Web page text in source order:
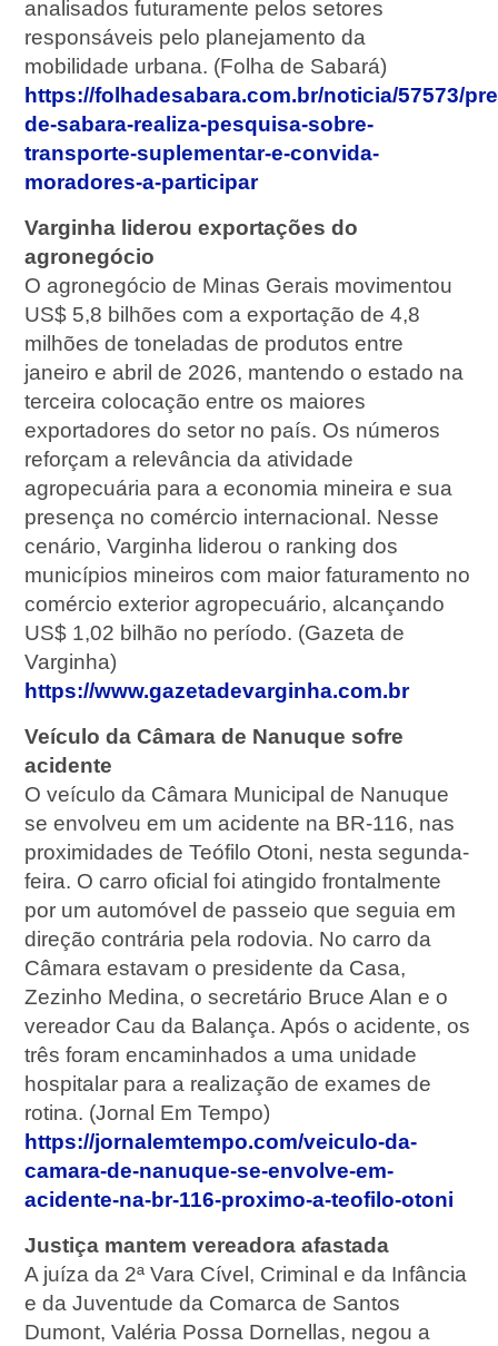
analisados futuramente pelos setores
responsáveis pelo planejamento da
mobilidade urbana. (Folha de Sabará)
https://folhadesabara.com.br/noticia/57573/
de-sabara-realiza-pesquisa-sobre-
transporte-suplementar-e-convida-
moradores-a-participar
Varginha liderou exportações do
agronegócio
O agronegócio de Minas Gerais movimentou
US$ 5,8 bilhões com a exportação de 4,8
milhões de toneladas de produtos entre
janeiro e abril de 2026, mantendo o estado na
terceira colocação entre os maiores
exportadores do setor no país. Os números
reforçam a relevância da atividade
agropecuária para a economia mineira e sua
presença no comércio internacional. Nesse
cenário, Varginha liderou o ranking dos
municípios mineiros com maior faturamento no
comércio exterior agropecuário, alcançando
US$ 1,02 bilhão no período. (Gazeta de
Varginha)
https://www.gazetadevarginha.com.br
Veículo da Câmara de Nanuque sofre
acidente
O veículo da Câmara Municipal de Nanuque
se envolveu em um acidente na BR-116, nas
proximidades de Teófilo Otoni, nesta segunda-
feira. O carro oficial foi atingido frontalmente
por um automóvel de passeio que seguia em
direção contrária pela rodovia. No carro da
Câmara estavam o presidente da Casa,
Zezinho Medina, o secretário Bruce Alan e o
vereador Cau da Balança. Após o acidente, os
três foram encaminhados a uma unidade
hospitalar para a realização de exames de
rotina. (Jornal Em Tempo)
https://jornalemtempo.com/veiculo-da-
camara-de-nanuque-se-envolve-em-
acidente-na-br-116-proximo-a-teofilo-otoni
Justiça mantem vereadora afastada
A juíza da 2ª Vara Cível, Criminal e da Infância
e da Juventude da Comarca de Santos
Dumont, Valéria Possa Dornellas, negou a